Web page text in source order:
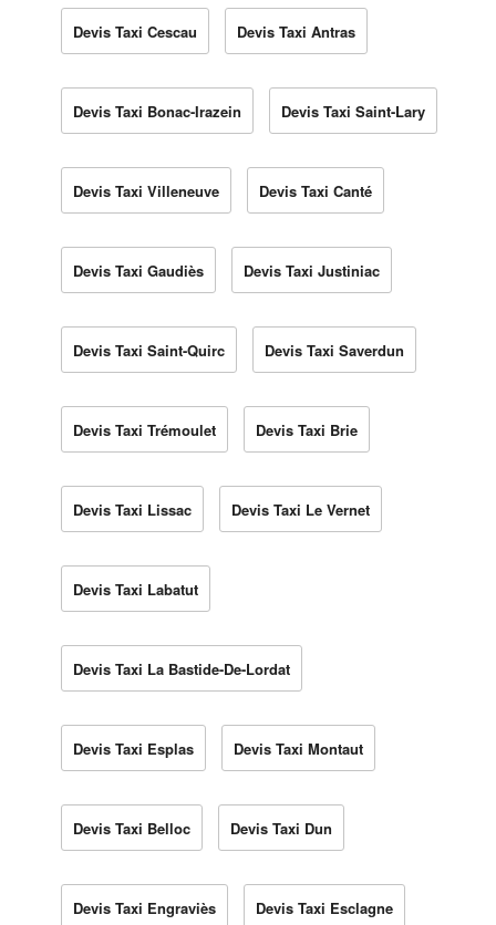
Devis Taxi Cescau Devis Taxi Antras
Devis Taxi Bonac-Irazein Devis Taxi Saint-Lary
Devis Taxi Villeneuve Devis Taxi Canté
Devis Taxi Gaudiès Devis Taxi Justiniac
Devis Taxi Saint-Quirc Devis Taxi Saverdun
Devis Taxi Trémoulet Devis Taxi Brie
Devis Taxi Lissac Devis Taxi Le Vernet
Devis Taxi Labatut
Devis Taxi La Bastide-De-Lordat
Devis Taxi Esplas Devis Taxi Montaut
Devis Taxi Belloc Devis Taxi Dun
Devis Taxi Engraviès Devis Taxi Esclagne